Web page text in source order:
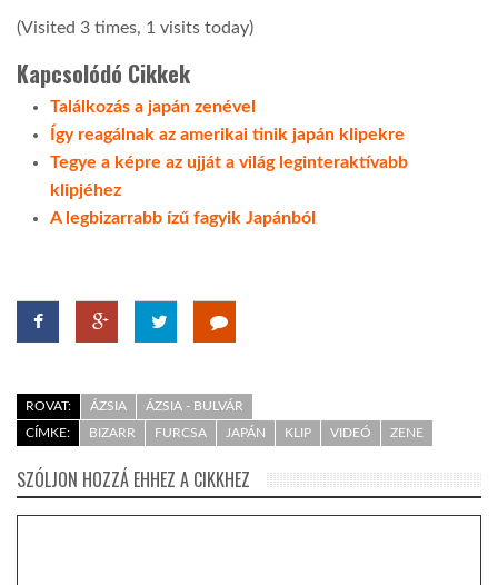
(Visited 3 times, 1 visits today)
Kapcsolódó Cikkek
Találkozás a japán zenével
Így reagálnak az amerikai tinik japán klipekre
Tegye a képre az ujját a világ leginteraktívabb
klipjéhez
A legbizarrabb ízű fagyik Japánból
ROVAT: ÁZSIA
ÁZSIA - BULVÁR
CÍMKE:
BIZARR FURCSA JAPÁN KLIP VIDEÓ ZENE
SZÓLJON HOZZÁ EHHEZ A CIKKHEZ